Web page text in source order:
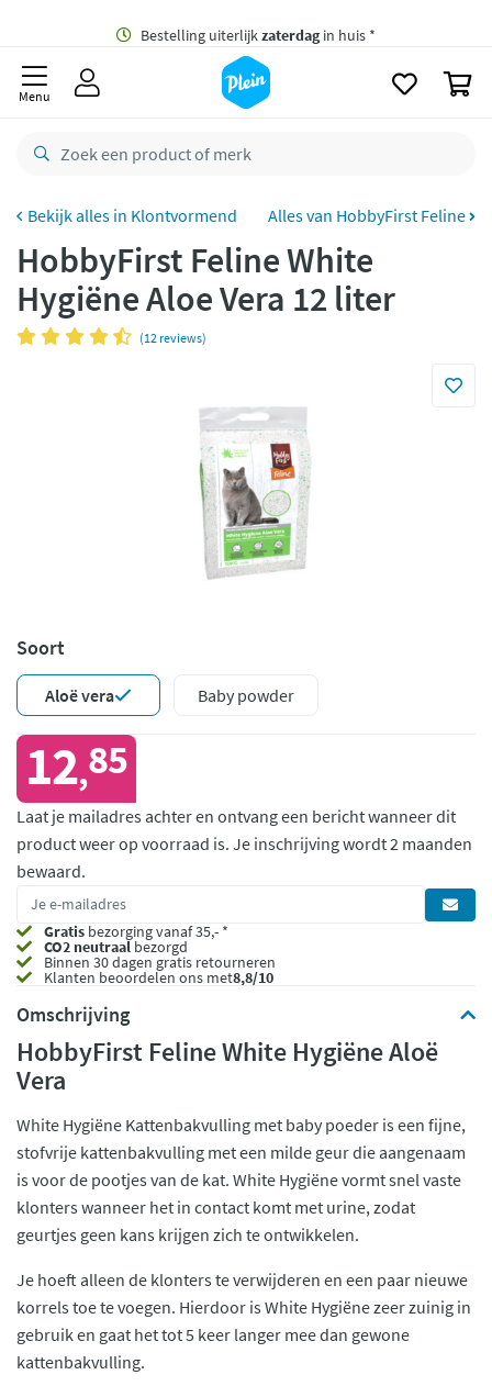
Bestelling uiterlijkzaterdag
retourneren
CO2 neutraalbezorgd
Betaal met Klarna
Menu
Klontvormend Alles van HobbyFirst Feline
HobbyFirst Feline White
Hygiëne Aloe Vera 12 liter
(12 reviews)
Soort
Aloë vera Baby powder
12,85
Laat je mailadres achter en ontvang een bericht wanneer dit
product weer op voorraad is. Je inschrijving wordt 2 maanden
bewaard.
Gratis bezorging vanaf 35,- *
CO2 neutraalbezorgd
Binnen 30 dagen gratis retourneren
Klanten beoordelen ons met8,8/10
Omschrijving
HobbyFirst Feline White Hygiëne Aloë
Vera
White Hygiëne Kattenbakvulling met baby poeder is een fijne,
stofvrije kattenbakvulling met een milde geur die aangenaam
is voor de pootjes van de kat. White Hygiëne vormt snel vaste
klonters wanneer het in contact komt met urine, zodat
geurtjes geen kans krijgen zich te ontwikkelen.
Je hoeft alleen de klonters te verwijderen en een paar nieuwe
korrels toe te voegen. Hierdoor is White Hygiëne zeer zuinig in
gebruik en gaat het tot 5 keer langer mee dan gewone
kattenbakvulling.